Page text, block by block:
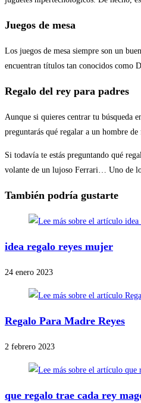
Juegos de mesa
Los juegos de mesa siempre son un
encuentran títulos tan conocidos como
Regalo del rey para padres
Aunque si quieres centrar tu búsqueda
preguntarás qué regalar a un hombre de
Si todavía te estás preguntando qué
volante de un lujoso Ferrari… Uno de
También podría gustarte
idea regalo reyes mujer
24 enero 2023
Regalo Para Madre Reyes
2 febrero 2023
que regalo trae cada rey